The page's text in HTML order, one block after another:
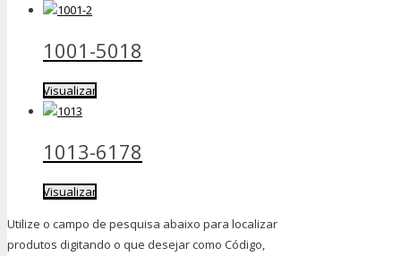
1001-5018
Visualizar
1013-6178
Visualizar
Utilize o campo de pesquisa abaixo para localizar
produtos digitando o que desejar como Código,